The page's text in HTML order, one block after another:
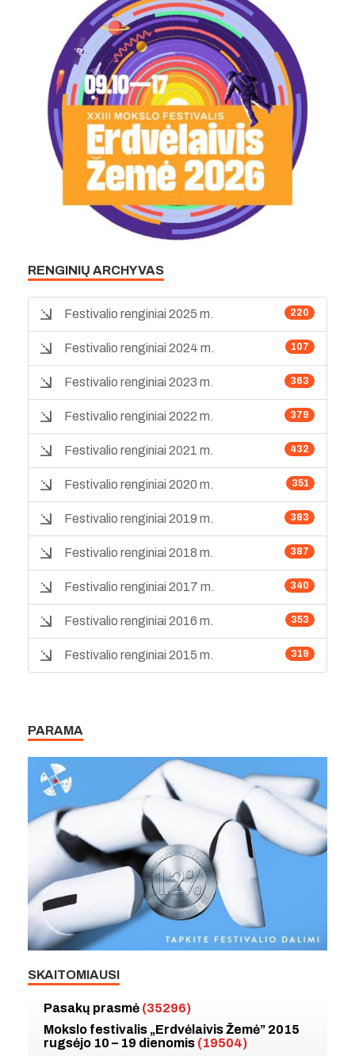
RENGINIŲ ARCHYVAS
220
Festivalio renginiai 2025 m.
107
Festivalio renginiai 2024 m.
363
Festivalio renginiai 2023 m.
379
Festivalio renginiai 2022 m.
432
Festivalio renginiai 2021 m.
351
Festivalio renginiai 2020 m.
383
Festivalio renginiai 2019 m.
387
Festivalio renginiai 2018 m.
340
Festivalio renginiai 2017 m.
353
Festivalio renginiai 2016 m.
319
Festivalio renginiai 2015 m.
PARAMA
SKAITOMIAUSI
Pasakų prasmė (35296)
Mokslo festivalis „Erdvėlaivis Žemė” 2015
rugsėjo 10 – 19 dienomis (19504)